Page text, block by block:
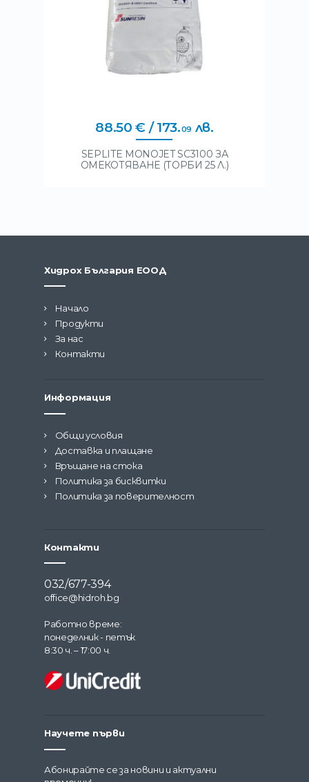
88.50 €/ 173.09 лв.
SEPLITE MONOJET SC3100 ЗА
ОМЕКОТЯВАНЕ (ТОРБИ 25 Л.)
Хидрох България ЕООД
Начало
Продукти
За нас
Контакти
Информация
Общи условия
Доставка и плащане
Връщане на стока
Политика за бисквитки
Политика за поверителност
Контакти
032/677-394
office@hidroh.bg
Работно време:
понеделник - петък
8:30 ч. – 17:00 ч.
Научете първи
Абонирайте се за новини и актуални